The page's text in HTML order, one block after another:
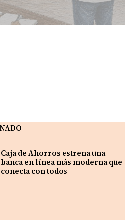
Caja de Ahorros estrena una
banca en línea más moderna que
conecta con todos